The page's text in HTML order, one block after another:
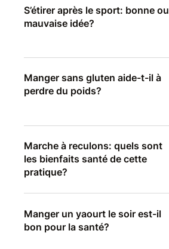
S’étirer après le sport: bonne ou
mauvaise idée?
Manger sans gluten aide-t-il à
perdre du poids?
Marche à reculons: quels sont
les bienfaits santé de cette
pratique?
Manger un yaourt le soir est-il
bon pour la santé?